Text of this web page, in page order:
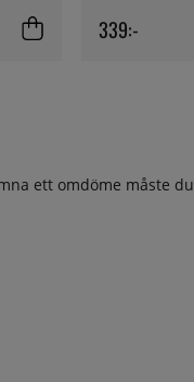
339:-
ett omdöme måste du